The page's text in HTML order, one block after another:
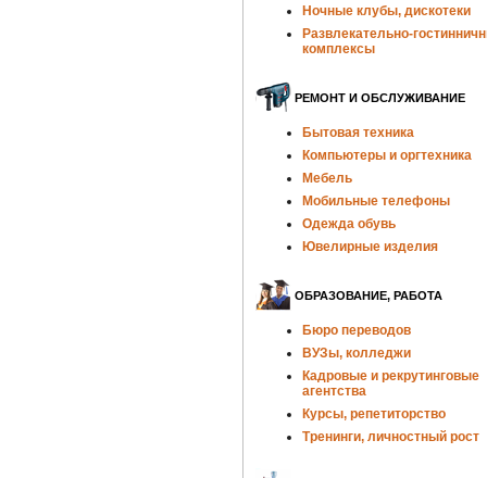
Ночные клубы, дискотеки
Развлекательно-
комплексы
РЕМОНТ И ОБСЛУЖИВАНИЕ
Бытовая техника
Компьютеры и оргтехника
Мебель
Мобильные телефоны
Одежда обувь
Ювелирные изделия
ОБРАЗОВАНИЕ, РАБОТА
Бюро переводов
ВУЗы, колледжи
Кадровые и рекрутинговые
агентства
Курсы, репетиторство
Тренинги, личностный рост